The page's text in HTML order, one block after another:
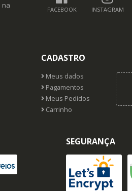
na
FACEBOOK INSTAGRAM
CADASTRO
Meus dados
Pagamentos
Meus Pedidos
Carrinho
SEGURANÇA